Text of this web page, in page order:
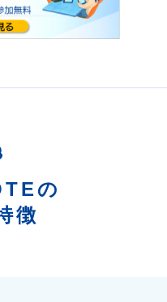
の
徴